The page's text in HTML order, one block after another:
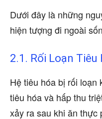
Dưới đây là những
hiện tượng đi ngoài
2.1. Rối Loạn Tiêu
Hệ tiêu hóa bị rối
tiêu hóa và hấp thu
xảy ra sau khi ăn thực